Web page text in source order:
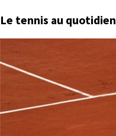
Le tennis au quotidien